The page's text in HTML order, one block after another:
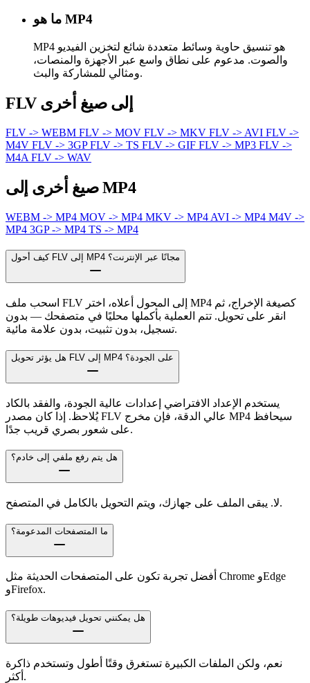
ما هو MP4
MP4 هو تنسيق حاوية وسائط متعددة شائع لتخزين الفيديو
والصوت. مدعوم على نطاق واسع عبر الأجهزة والمنصات،
ومثالي للمشاركة والبث.
FLV إلى صيغ أخرى
FLV -> WEBM FLV -> MOV FLV -> MKV FLV -> AVI FLV ->
M4V FLV -> 3GPFLV -> TS FLV -> GIF FLV -> MP3 FLV ->
M4A FLV -> WAV
صيغ أخرى إلى MP4
WEBM -> MP4 MOV -> MP4 MKV -> MP4 AVI -> MP4 M4V ->
MP4 3GP -> MP4 TS -> MP4
كيف أحول FLV إلى MP4 مجانًا عبر الإنترنت؟
اسحب ملف FLV إلى المحول أعلاه، اختر MP4 كصيغة الإخراج، ثم
انقر على تحويل. تتم العملية بأكملها محليًا في متصفحك — بدون
تسجيل، بدون تثبيت، بدون علامة مائية.
هل يؤثر تحويل FLV إلى MP4 على الجودة؟
يستخدم الإعداد الافتراضي إعدادات عالية الجودة، والفقد بالكاد
يُلاحظ. إذا كان مصدر FLV عالي الدقة، فإن مخرج MP4 سيحافظ
على شعور بصري قريب جدًا.
هل يتم رفع ملفي إلى خادم؟
لا. يبقى الملف على جهازك، ويتم التحويل بالكامل في المتصفح.
ما المتصفحات المدعومة؟
أفضل تجربة تكون على المتصفحات الحديثة مثل Chrome وEdge
وFirefox.
هل يمكنني تحويل فيديوهات طويلة؟
نعم، ولكن الملفات الكبيرة تستغرق وقتًا أطول وتستخدم ذاكرة
أكثر.